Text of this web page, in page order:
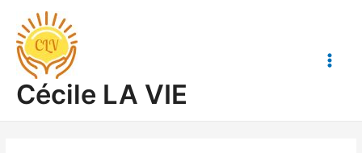
contenu
Cécile LA VIE